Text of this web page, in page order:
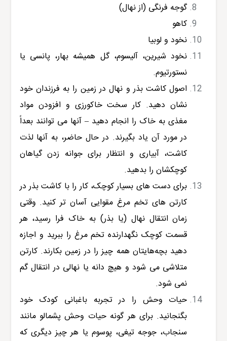
گوجه فرنگی (از نهال)
کاهو
نخود و لوبیا
نخود شیرین، آلیسوم، گل همیشه بهار، پانسی یا
نستورتیوم.
اصول کاشت بذر و نهال در زمین را به فرزندان خود
نشان دهید. کار سخت خاکورزی و افزودن مواد
مغذی به خاک را انجام دهید – آنها می توانند بعداً
در مورد آن یاد بگیرند. در حال حاضر، به آنها لذت
کاشت، آبیاری و انتظار برای جوانه زدن گیاهان
کوچکشان را بدهید.
برای دست های بسیار کوچک، کار را با کاشت بذر در
کارتن های تخم مرغ مقوایی آسان تر کنید. وقتی
زمان انتقال نهال (یا بذر) به خاک فرا رسید، هر
قسمت کوچک نگهدارنده تخم مرغ را ببرید و اجازه
دهید بچه‌هایتان همه چیز را در زمین بکارند. کارتن
متلاشی می شود و هیچ دانه یا نهالی در انتقال گم
نمی شود.
حیات وحش را در تجربه باغبانی کودک خود
بگنجانید. برای هر گونه حیات وحش پشمالو مانند
سنجاب، جوجه تیغی، پوسوم یا هر چیز دیگری که